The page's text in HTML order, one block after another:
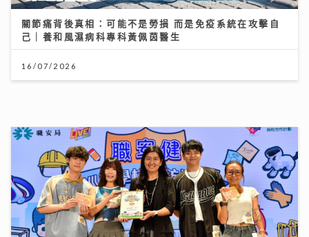
將軍澳播道書院-小學部
31/07/2026